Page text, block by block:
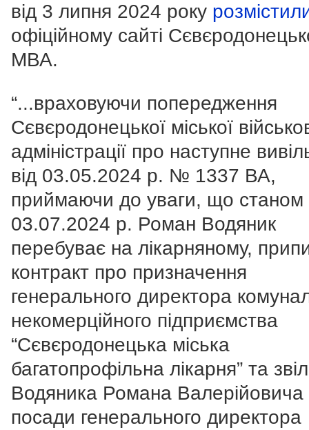
від 3 липня 2024 року
офіційному сайті
МВА.
“...враховуючи попередження
Сєвєродонецької міської
адміністрації про наступне
від 03.05.2024 р. № 1337 ВА,
приймаючи до уваги, що станом
03.07.2024 р. Роман Водяник
перебуває на лікарняному,
контракт про призначення
генерального директора
некомерційного підприємства
“Сєвєродонецька міська
багатопрофільна лікарня” та
Водяника Романа Валерійовича
посади генерального директора